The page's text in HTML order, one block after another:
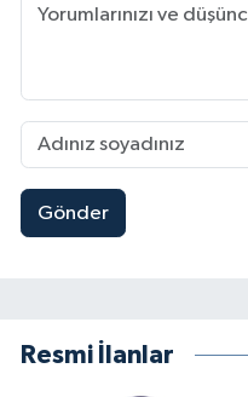
Gönder
Resmi İlanlar